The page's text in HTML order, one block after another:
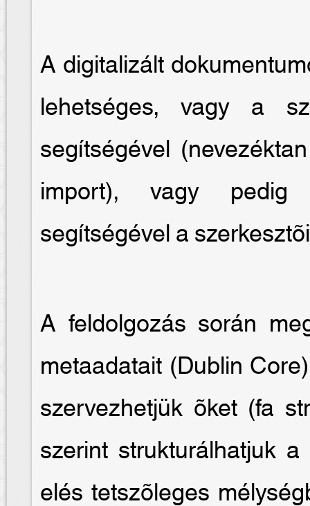
A digitalizált
lehetséges, vagy a
segítségével
import), vagy
segítségével a
A feldolgozás során
metaadatait (Dublin
szervezhetjük õket (fa
szerint strukturálhatjuk
elés tetszõleges